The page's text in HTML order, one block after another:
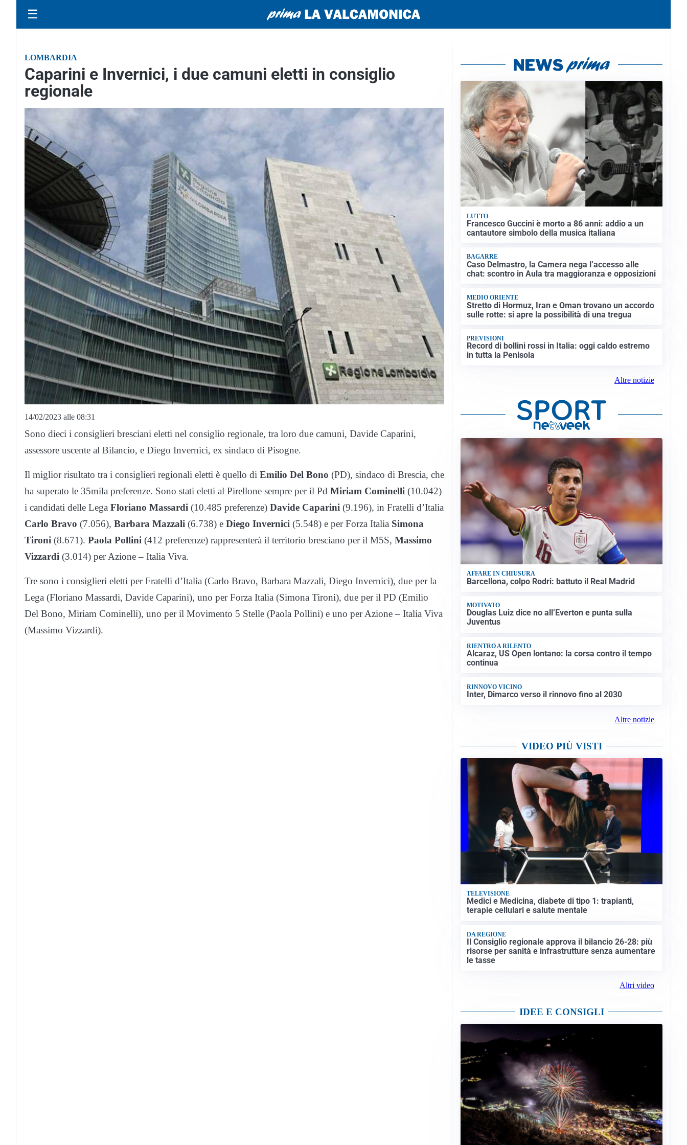
☰
LOMBARDIA
Caparini e Invernici, i due camuni eletti in consiglio
regionale
14/02/2023 alle 08:31
Sono dieci i consiglieri bresciani eletti nel consiglio regionale, tra loro due camuni, Davide Caparini,
assessore uscente al Bilancio, e Diego Invernici, ex sindaco di Pisogne.
Il miglior risultato tra i consiglieri regionali eletti è quello di Emilio Del Bono (PD), sindaco di Brescia, che
ha superato le 35mila preferenze. Sono stati eletti al Pirellone sempre per il Pd Miriam Cominelli (10.042)
i candidati delle Lega Floriano Massardi (10.485 preferenze) Davide Caparini (9.196), in Fratelli d’Italia
Carlo Bravo (7.056), Barbara Mazzali (6.738) e Diego Invernici (5.548) e per Forza Italia Simona
Tironi (8.671). Paola Pollini (412 preferenze) rappresenterà il territorio bresciano per il M5S, Massimo
Vizzardi (3.014) per Azione – Italia Viva.
Tre sono i consiglieri eletti per Fratelli d’Italia (Carlo Bravo, Barbara Mazzali, Diego Invernici), due per la
Lega (Floriano Massardi, Davide Caparini), uno per Forza Italia (Simona Tironi), due per il PD (Emilio
Del Bono, Miriam Cominelli), uno per il Movimento 5 Stelle (Paola Pollini) e uno per Azione – Italia Viva
(Massimo Vizzardi).
LUTTO
Francesco Guccini è morto a 86 anni: addio a un
cantautore simbolo della musica italiana
BAGARRE
Caso Delmastro, la Camera nega l’accesso alle
chat: scontro in Aula tra maggioranza e opposizioni
MEDIO ORIENTE
Stretto di Hormuz, Iran e Oman trovano un accordo
sulle rotte: si apre la possibilità di una tregua
PREVISIONI
Record di bollini rossi in Italia: oggi caldo estremo
in tutta la Penisola
Altre notizie
AFFARE IN CHIUSURA
Barcellona, colpo Rodri: battuto il Real Madrid
MOTIVATO
Douglas Luiz dice no all’Everton e punta sulla
Juventus
RIENTRO A RILENTO
Alcaraz, US Open lontano: la corsa contro il tempo
continua
RINNOVO VICINO
Inter, Dimarco verso il rinnovo fino al 2030
Altre notizie
VIDEO PIÙ VISTI
TELEVISIONE
Medici e Medicina, diabete di tipo 1: trapianti,
terapie cellulari e salute mentale
DA REGIONE
Il Consiglio regionale approva il bilancio 26-28: più
risorse per sanità e infrastrutture senza aumentare
le tasse
Altri video
IDEE E CONSIGLI